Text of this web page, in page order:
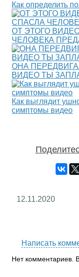
Как определить
ОТ ЭТОГО
ЧЕЛОВЕКА
ОНА
ВИДЕО ТЫ
Как выглядит
симптомы видео
12.11.2020
Написать
Нет комментариев.